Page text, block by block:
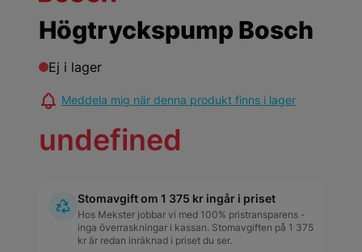
Högtryckspump Bosch
Ej i lager
Meddela mig när denna produkt finns i lager
undefined
Stomavgift om 1 375 kr ingår i priset
Hos Mekster jobbar vi med 100% pristransparens -
inga överraskningar i kassan. Stomavgiften på 1 375
kr är redan inräknad i priset du ser.